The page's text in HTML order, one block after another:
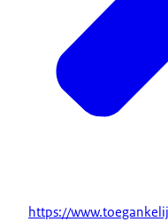
https://